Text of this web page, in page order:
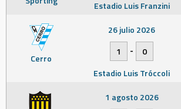
Estadio Luis Franzini
Cerro
26 julio 2026
1
-
0
Estadio Luis Tróccoli
1 agosto 2026